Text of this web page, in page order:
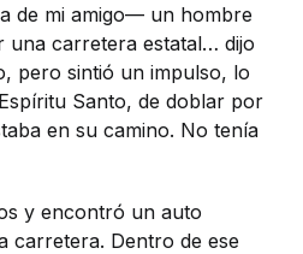
de mi amigo— un hombre
una carretera estatal… dijo
pero sintió un impulso, lo
Santo, de doblar por
en su camino. No tenía
y encontró un auto
carretera. Dentro de ese